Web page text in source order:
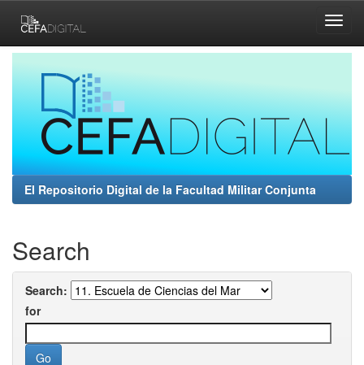
navigation
El Repositorio Digital de la Facultad Militar Conjunta
Search
Search:
for